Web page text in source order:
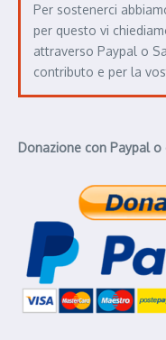
Per sostenerci
per questo vi
attraverso Paypal o
contributo e per la
Donazione con Paypal